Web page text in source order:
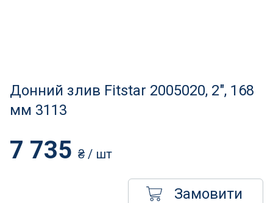
Атракціони для відпочинку
Донний злив Fitstar 2005020, 2", 168
мм 3113
7 735 ₴ / шт
Замовити